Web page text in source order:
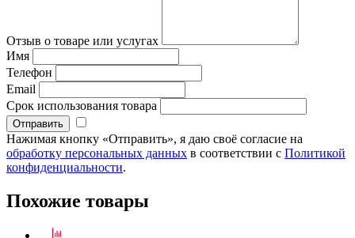
Отзыв о товаре или услугах
Имя
Телефон
Email
Срок использования товара
Нажимая кнопку «Отправить», я даю своё согласие на
обработку персональных данных в соответствии с Политикой
конфиденциальности.
Похожие товары